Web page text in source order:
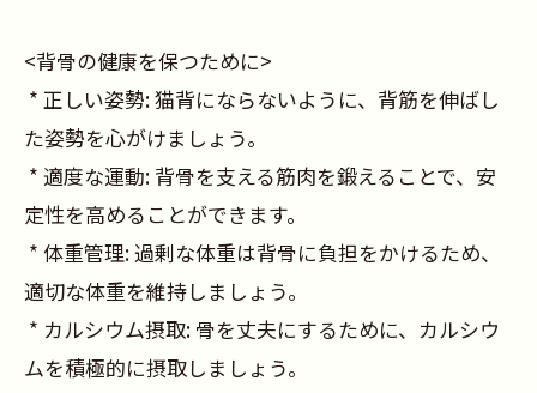
<背骨の健康を保つために>
* 正しい姿勢: 猫背にならないように、背筋を伸ばし
た姿勢を心がけましょう。
* 適度な運動: 背骨を支える筋肉を鍛えることで、安
定性を高めることができます。
* 体重管理: 過剰な体重は背骨に負担をかけるため、
適切な体重を維持しましょう。
* カルシウム摂取: 骨を丈夫にするために、カルシウ
ムを積極的に摂取しましょう。